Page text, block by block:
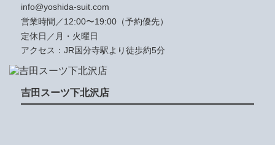
info@yoshida-suit.com
営業時間／12:00〜19:00（予約優先）
定休日／月・火曜日
アクセス：JR国分寺駅より徒歩約5分
吉田スーツ下北沢店